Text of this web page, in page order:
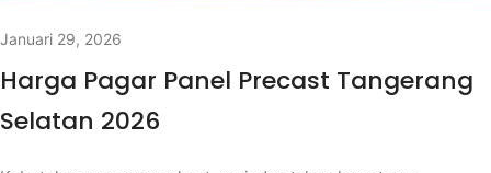
Januari 29, 2026
Harga Pagar Panel Precast Tangerang
Selatan 2026